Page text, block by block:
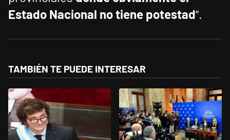
Estado Nacional no tiene potestad”.
TAMBIÉN TE PUEDE INTERESAR